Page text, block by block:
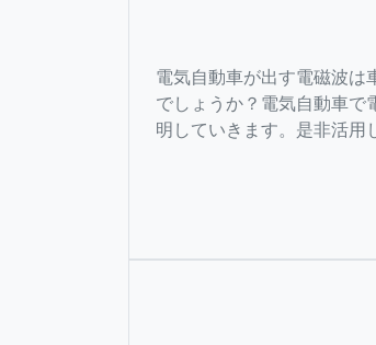
電気自動車が出す電磁波は
でしょうか？電気自動車で
明していきます。是非活用